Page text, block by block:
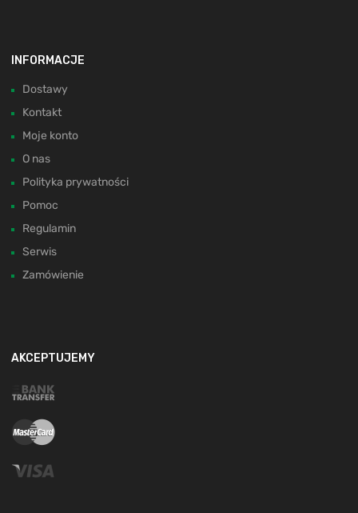
INFORMACJE
Dostawy
Kontakt
Moje konto
O nas
Polityka prywatności
Pomoc
Regulamin
Serwis
Zamówienie
AKCEPTUJEMY